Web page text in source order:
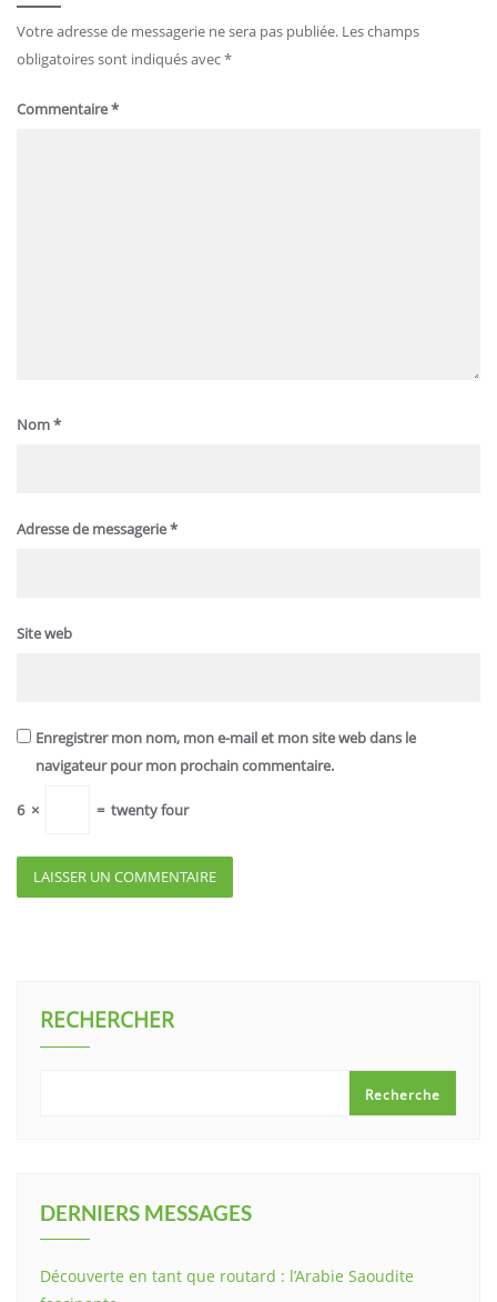
Votre adresse de messagerie ne sera pas publiée. Les champs
obligatoires sont indiqués avec*
Commentaire*
Nom*
Adresse de messagerie*
Site web
Enregistrer mon nom, mon e-mail et mon site web dans le
navigateur pour mon prochain commentaire.
6 × = twenty four
RECHERCHER
Recherche
DERNIERS MESSAGES
Découverte en tant que routard : l’Arabie Saoudite